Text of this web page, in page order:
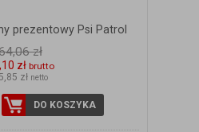
prezentowy Psi Patrol
zł
zł brutto
zł netto
DO KOSZYKA